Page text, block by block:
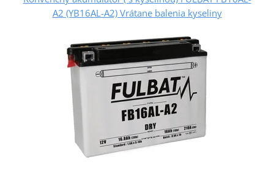
A2 (YB16AL-A2) Vrátane balenia kyseliny